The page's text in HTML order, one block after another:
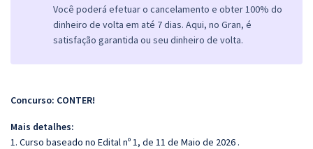
Você poderá efetuar o cancelamento e obter 100% do
dinheiro de volta em até 7 dias. Aqui, no Gran, é
satisfação garantida ou seu dinheiro de volta.
Concurso: CONTER!
Mais detalhes:
1. Curso baseado no Edital nº 1, de 11 de Maio de 2026 .